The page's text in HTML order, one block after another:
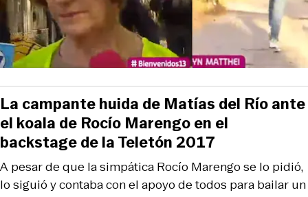
A pesar de que la simpática Rocío Marengo se lo pidió,
lo siguió y contaba con el apoyo de todos para bailar un
La campante huida de Matías del Río ante
el koala de Rocío Marengo en el
backstage de la Teletón 2017